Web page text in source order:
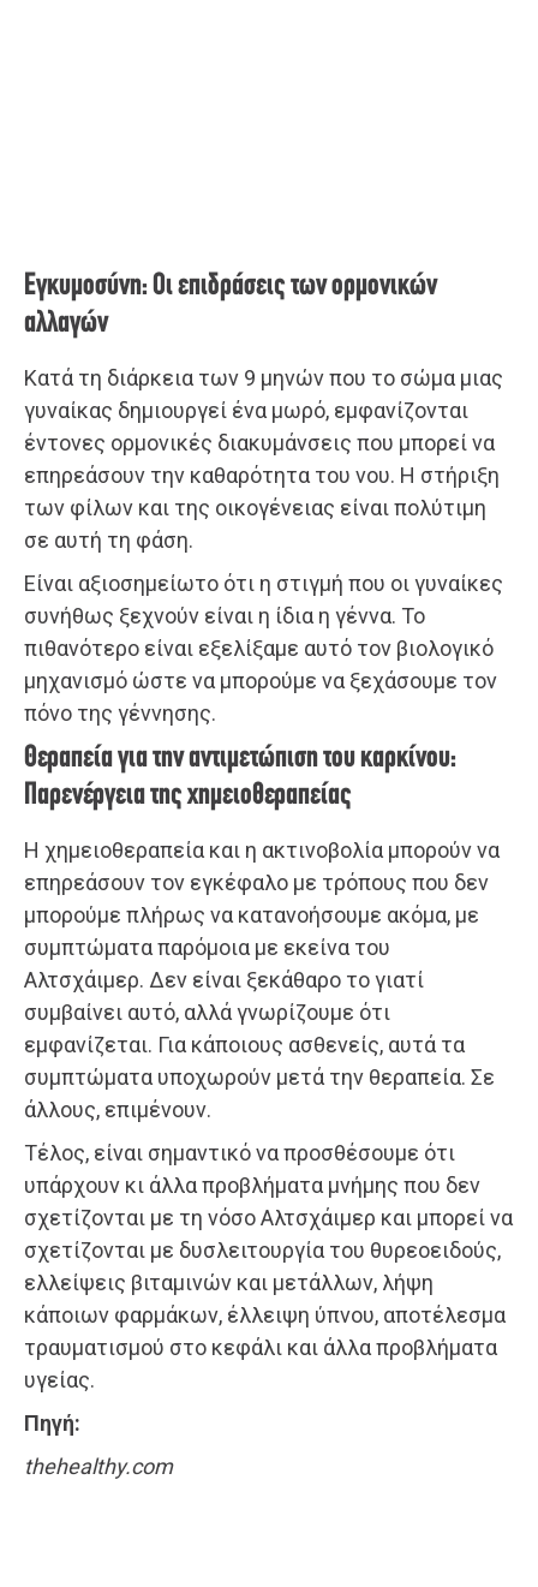
Εγκυμοσύνη: Οι επιδράσεις των ορμονικών
αλλαγών
Κατά τη διάρκεια των 9 μηνών που το σώμα μιας
γυναίκας δημιουργεί ένα μωρό, εμφανίζονται
έντονες ορμονικές διακυμάνσεις που μπορεί να
επηρεάσουν την καθαρότητα του νου. Η στήριξη
των φίλων και της οικογένειας είναι πολύτιμη
σε αυτή τη φάση.
Είναι αξιοσημείωτο ότι η στιγμή που οι γυναίκες
συνήθως ξεχνούν είναι η ίδια η γέννα. Το
πιθανότερο είναι εξελίξαμε αυτό τον βιολογικό
μηχανισμό ώστε να μπορούμε να ξεχάσουμε τον
πόνο της γέννησης.
Θεραπεία για την αντιμετώπιση του καρκίνου:
Παρενέργεια της χημειοθεραπείας
Η χημειοθεραπεία και η ακτινοβολία μπορούν να
επηρεάσουν τον εγκέφαλο με τρόπους που δεν
μπορούμε πλήρως να κατανοήσουμε ακόμα, με
συμπτώματα παρόμοια με εκείνα του
Αλτσχάιμερ. Δεν είναι ξεκάθαρο το γιατί
συμβαίνει αυτό, αλλά γνωρίζουμε ότι
εμφανίζεται. Για κάποιους ασθενείς, αυτά τα
συμπτώματα υποχωρούν μετά την θεραπεία. Σε
άλλους, επιμένουν.
Τέλος, είναι σημαντικό να προσθέσουμε ότι
υπάρχουν κι άλλα προβλήματα μνήμης που δεν
σχετίζονται με τη νόσο Αλτσχάιμερ και μπορεί να
σχετίζονται με δυσλειτουργία του θυρεοειδούς,
ελλείψεις βιταμινών και μετάλλων, λήψη
κάποιων φαρμάκων, έλλειψη ύπνου, αποτέλεσμα
τραυματισμού στο κεφάλι και άλλα προβλήματα
υγείας.
Πηγή:
thehealthy.com